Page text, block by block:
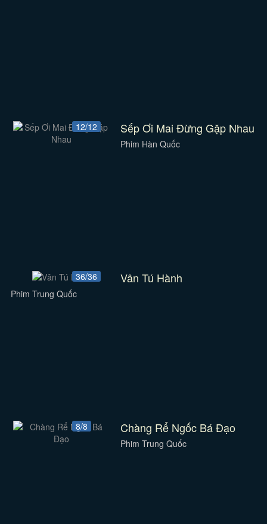
12/12 Sếp Ơi Mai Đừng Gặp Nhau
Phim Hàn Quốc
36/36 Vân Tú Hành
Phim Trung Quốc
8/8 Chàng Rể Ngốc Bá Đạo
Phim Trung Quốc